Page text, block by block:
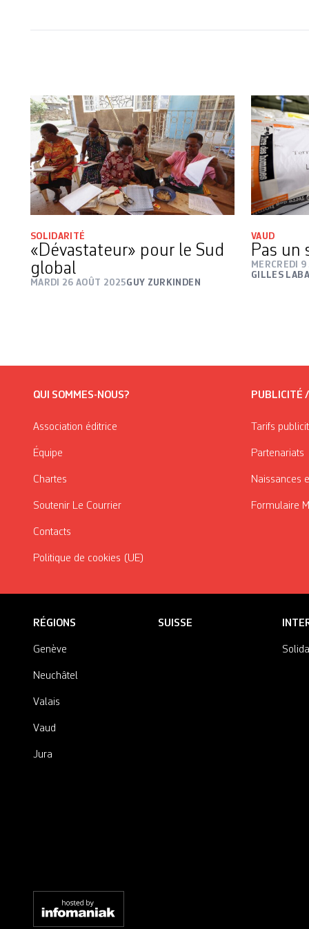
SOLIDARITÉ
«Dévastateur» pour le Sud
global
MARDI 26 AOÛT 2025GUY ZURKINDEN
VAUD
Pas un
MERCREDI
GILLES
QUI SOMMES-NOUS?
Association éditrice
Équipe
Chartes
Soutenir Le Courrier
Contacts
Politique de cookies (UE)
PUBLICITÉ
Tarifs
Partenariats
Naissances
Formulaire
RÉGIONS
Genève
Neuchâtel
Valais
Vaud
Jura
SUISSE